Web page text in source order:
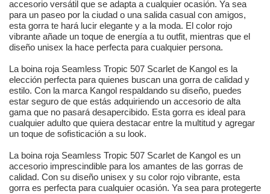
accesorio versátil que se adapta a cualquier ocasión. Ya sea
para un paseo por la ciudad o una salida casual con amigos,
esta gorra te hará lucir elegante y a la moda. El color rojo
vibrante añade un toque de energía a tu outfit, mientras que el
diseño unisex la hace perfecta para cualquier persona.
La boina roja Seamless Tropic 507 Scarlet de Kangol es la
elección perfecta para quienes buscan una gorra de calidad y
estilo. Con la marca Kangol respaldando su diseño, puedes
estar seguro de que estás adquiriendo un accesorio de alta
gama que no pasará desapercibido. Esta gorra es ideal para
cualquier adulto que quiera destacar entre la multitud y agregar
un toque de sofisticación a su look.
La boina roja Seamless Tropic 507 Scarlet de Kangol es un
accesorio imprescindible para los amantes de las gorras de
calidad. Con su diseño unisex y su color rojo vibrante, esta
gorra es perfecta para cualquier ocasión. Ya sea para protegerte